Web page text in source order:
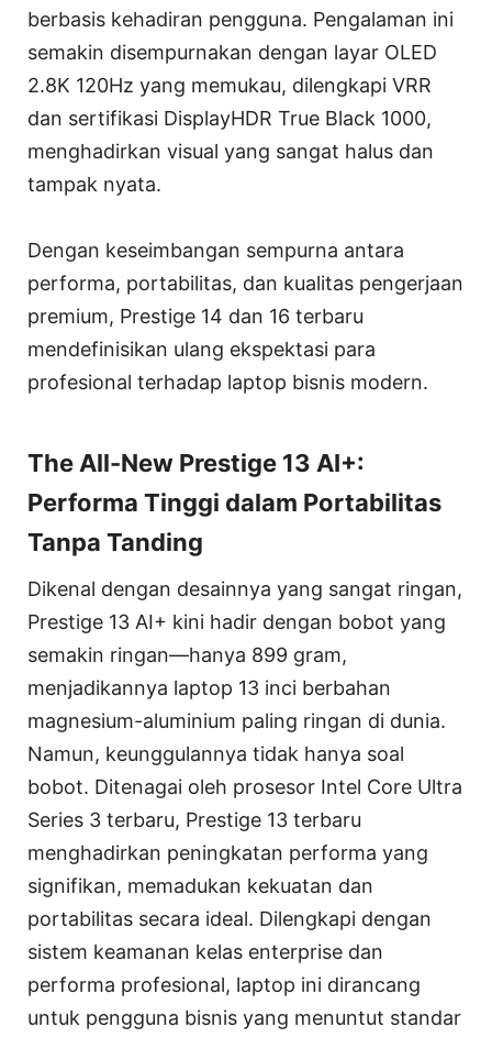
berbasis kehadiran pengguna. Pengalaman ini
semakin disempurnakan dengan layar OLED
2.8K 120Hz yang memukau, dilengkapi VRR
dan sertifikasi DisplayHDR True Black 1000,
menghadirkan visual yang sangat halus dan
tampak nyata.
Dengan keseimbangan sempurna antara
performa, portabilitas, dan kualitas pengerjaan
premium, Prestige 14 dan 16 terbaru
mendefinisikan ulang ekspektasi para
profesional terhadap laptop bisnis modern.
The All-New Prestige 13 AI+:
Performa Tinggi dalam Portabilitas
Tanpa Tanding
Dikenal dengan desainnya yang sangat ringan,
Prestige 13 AI+ kini hadir dengan bobot yang
semakin ringan—hanya 899 gram,
menjadikannya laptop 13 inci berbahan
magnesium-aluminium paling ringan di dunia.
Namun, keunggulannya tidak hanya soal
bobot. Ditenagai oleh prosesor Intel Core Ultra
Series 3 terbaru, Prestige 13 terbaru
menghadirkan peningkatan performa yang
signifikan, memadukan kekuatan dan
portabilitas secara ideal. Dilengkapi dengan
sistem keamanan kelas enterprise dan
performa profesional, laptop ini dirancang
untuk pengguna bisnis yang menuntut standar